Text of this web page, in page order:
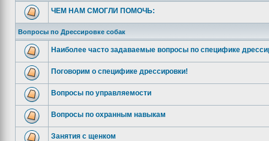
ЧЕМ НАМ СМОГЛИ ПОМОЧЬ:
Вопросы по Дрессировке собак
Наиболее часто задаваемые вопросы по специфике
Поговорим о специфике дрессировки!
Вопросы по управляемости
Вопросы по охранным навыкам
Занятия с щенком